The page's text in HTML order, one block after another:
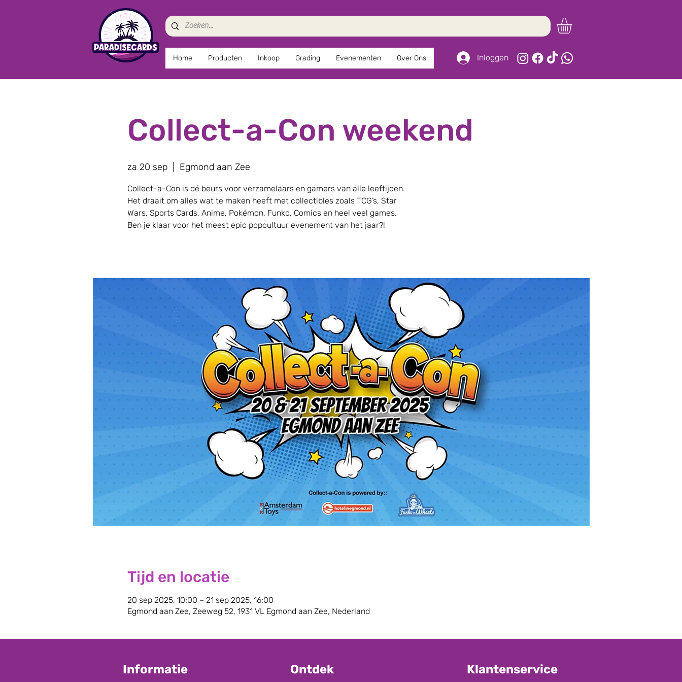
Home Producten Inkoop Grading Evenementen Over Ons Inloggen
Collect-a-Con weekend
za 20 sep
  |
Egmond aan Zee
Collect-a-Con is dé beurs voor verzamelaars en gamers van alle leeftijden.
Het draait om alles wat te maken heeft met collectibles zoals TCG’s, Star
Wars, Sports Cards, Anime, Pokémon, Funko, Comics en heel veel games.
Ben je klaar voor het meest epic popcultuur evenement van het jaar?!
Tijd en locatie
20 sep 2025, 10:00 – 21 sep 2025, 16:00
Egmond aan Zee, Zeeweg 52, 1931 VL Egmond aan Zee, Nederland
Informatie Ontdek Klantenservice